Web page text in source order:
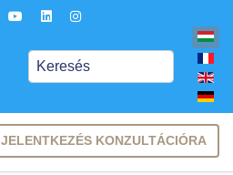
Keresés
JELENTKEZÉS KONZULTÁCIÓRA